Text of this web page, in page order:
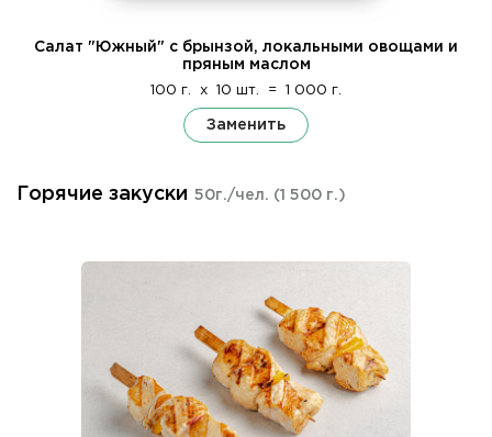
Салат "Южный" с брынзой, локальными овощами и
пряным маслом
100 г. x 10 шт. = 1 000 г.
Заменить
Горячие закуски 50г./чел. (1 500 г.)